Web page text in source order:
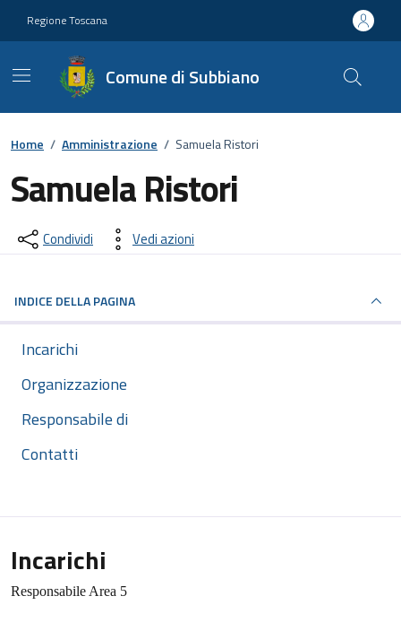
Regione Toscana
Comune di Subbiano
Home / Amministrazione / Samuela Ristori
Samuela Ristori
Descrizione breve
Condividi Vedi azioni
INDICE DELLA PAGINA
Incarichi
Organizzazione
Responsabile di
Contatti
Incarichi
Responsabile Area 5